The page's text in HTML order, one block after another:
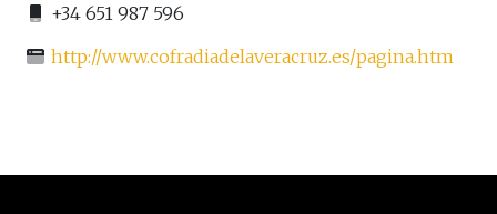
+34 651 987 596
http://www.cofradiadelaveracruz.es/pagina.htm